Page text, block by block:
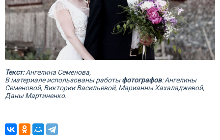
Текст:Ангелина Семенова,
В материале использованы работыфотографов: Ангелины
Семеновой, Виктории Васильевой, Марианны Хахаладжевой,
Даны Мартиненко.